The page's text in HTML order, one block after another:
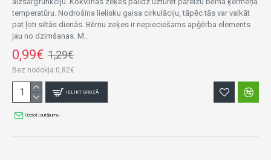
temperatūru. Nodrošina lielisku gaisa cirkulāciju, tāpēc tās var valkāt
pat ļoti siltās dienās. Bērnu zeķes ir nepieciešams apģērba elements
jau no dzimšanas. M..
0,99€ 1,29€
Bez nodokļa:0,82€
IELIKT GROZĀ
Uzdot jautājumu